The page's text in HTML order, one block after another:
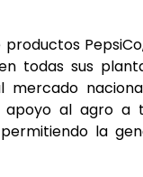
todas sus
mercado
apoyo al agro
la